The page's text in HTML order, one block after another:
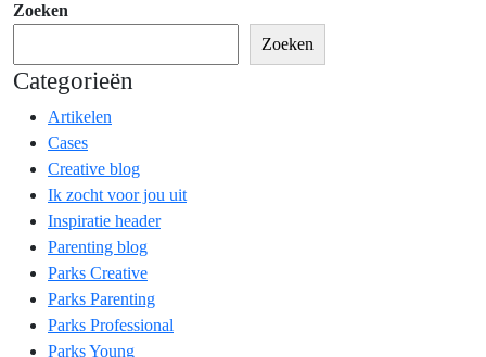
Zoeken
Zoeken
Categorieën
Artikelen
Cases
Creative blog
Ik zocht voor jou uit
Inspiratie header
Parenting blog
Parks Creative
Parks Parenting
Parks Professional
Parks Young